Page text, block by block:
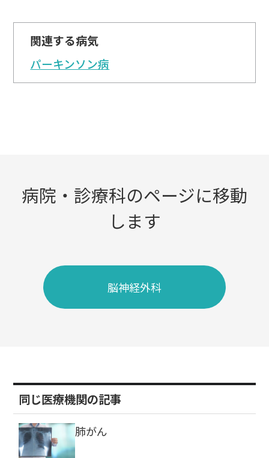
関連する病気
パーキンソン病
病院・診療科のページに移動
します
脳神経外科
同じ医療機関の記事
肺がん